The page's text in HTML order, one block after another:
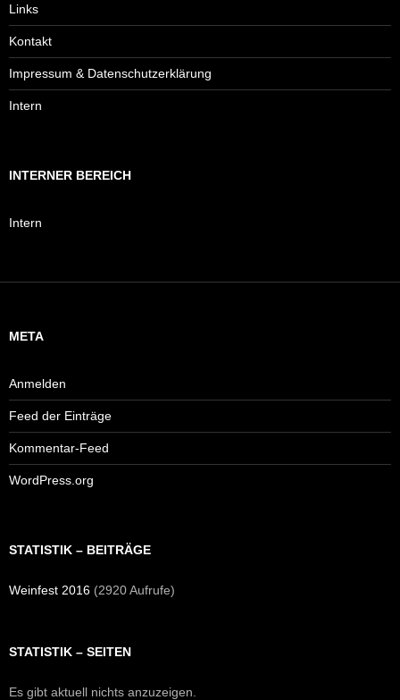
Links
Kontakt
Impressum & Datenschutzerklärung
Intern
INTERNER BEREICH
Intern
META
Anmelden
Feed der Einträge
Kommentar-Feed
WordPress.org
STATISTIK – BEITRÄGE
Weinfest 2016 (2920 Aufrufe)
STATISTIK – SEITEN
Es gibt aktuell nichts anzuzeigen.